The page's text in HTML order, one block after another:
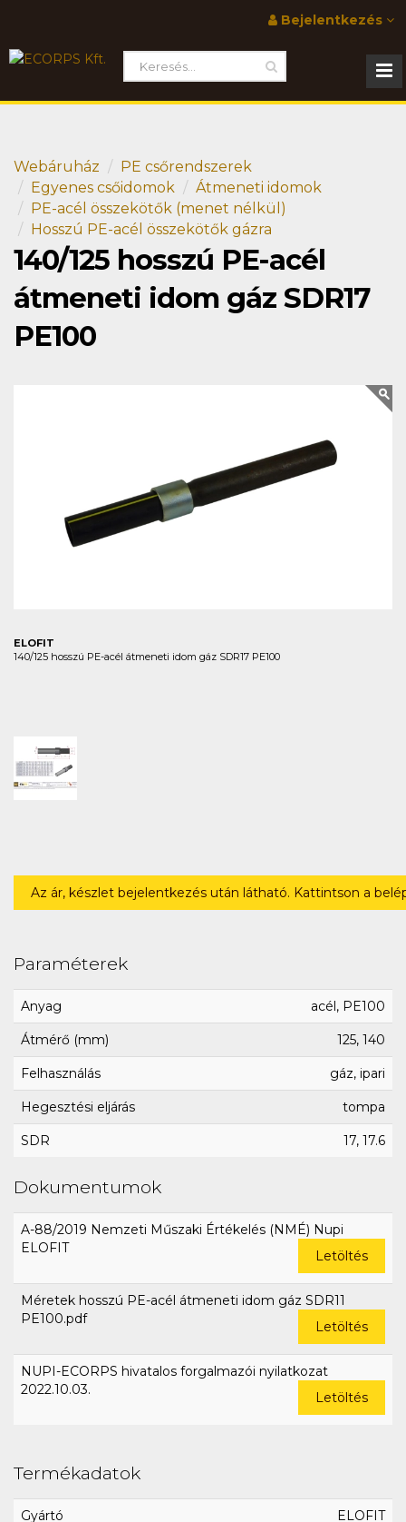
Bejelentkezés
Webáruház
PE csőrendszerek
Egyenes csőidomok
Átmeneti idomok
PE-acél összekötők (menet nélkül)
Hosszú PE-acél összekötők gázra
140/125 hosszú PE-acél
átmeneti idom gáz SDR17
PE100
ELOFIT
140/125 hosszú PE-acél átmeneti idom gáz SDR17 PE100
Az ár, készlet bejelentkezés után látható. Kattintson a
Paraméterek
Anyag acél, PE100
Átmérő (mm) 125, 140
Felhasználás gáz, ipari
Hegesztési eljárás tompa
SDR 17, 17.6
Dokumentumok
A-88/2019 Nemzeti Műszaki Értékelés (NMÉ) Nupi
ELOFIT
Letöltés
Méretek hosszú PE-acél átmeneti idom gáz SDR11
PE100.pdf
Letöltés
NUPI-ECORPS hivatalos forgalmazói nyilatkozat
2022.10.03.
Letöltés
Termékadatok
Gyártó ELOFIT